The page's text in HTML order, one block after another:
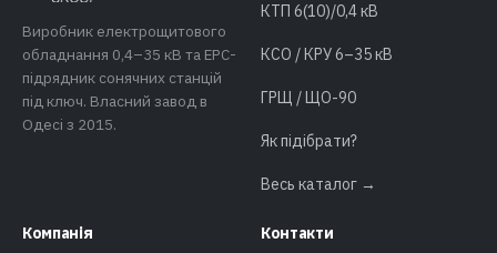
Виробник електрощитового
обладнання 0,4–35 кВ та EPC-
підрядник сонячних станцій
під ключ. Власний завод в
Одесі з 2015.
КТП 6(10)/0,4 кВ
КСО / КРУ 6–35 кВ
ГРЩ / ЩО-90
Як підібрати?
Весь каталог →
Компанія
Контакти